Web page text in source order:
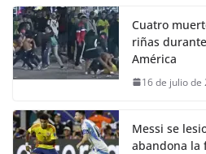
Cuatro
riñas
América
16 de julio de
Messi se
abandona la